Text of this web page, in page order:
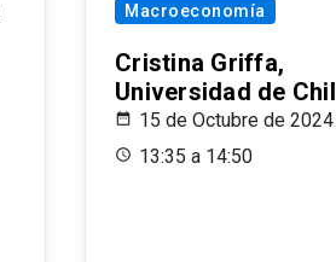
Macroeconomía
Cristina Griffa,
Universidad de
15 de Octubre de 2024
13:35 a 14:50